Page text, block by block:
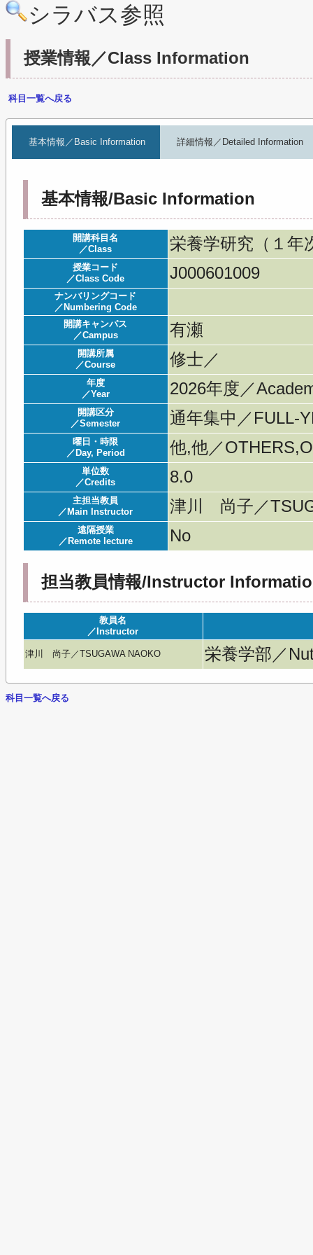
シラバス参照
授業情報／Class Information
科目一覧へ戻る
基本情報／Basic Information 詳細情報／Detailed Information
基本情報/Basic Information
開講科目名
／Class
栄養学研究（１年
授業コード
／Class Code
J000601009
ナンバリングコード
／Numbering Code
開講キャンパス
／Campus
有瀬
開講所属
／Course
修士／
年度
／Year
2026年度／
開講区分
／Semester
通年集中／FULL-
曜日・時限
／Day, Period
他,他／
単位数
／Credits
8.0
主担当教員
／Main Instructor
津川 尚子／
遠隔授業
／Remote lecture
No
担当教員情報/Instructor
教員名
／Instructor
津川 尚子／TSUGAWA NAOKO 栄養学部／
科目一覧へ戻る